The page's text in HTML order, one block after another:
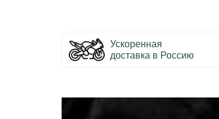
Ускоренная
доставка в Россию